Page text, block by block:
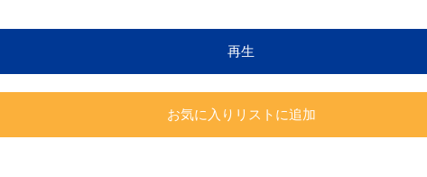
再生
お気に入りリストに追加